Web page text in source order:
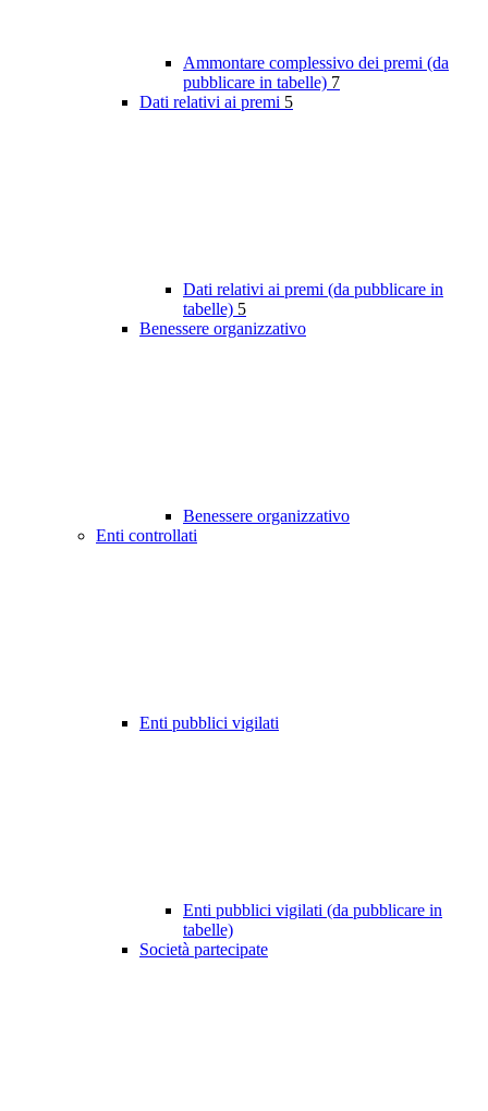
Ammontare complessivo dei premi (da
pubblicare in tabelle) 7
Dati relativi ai premi 5
Dati relativi ai premi (da pubblicare in
tabelle) 5
Benessere organizzativo
Benessere organizzativo
Enti controllati
Enti pubblici vigilati
Enti pubblici vigilati (da pubblicare in
tabelle)
Società partecipate